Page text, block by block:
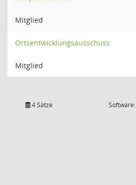
Mitglied
Ortsentwicklungsausschuss
Mitglied
4 Sätze Software: